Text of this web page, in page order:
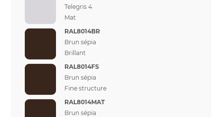
Telegris 4
Mat
RAL8014BR
Brun sépia
Brillant
RAL8014FS
Brun sépia
Fine structure
RAL8014MAT
Brun sépia